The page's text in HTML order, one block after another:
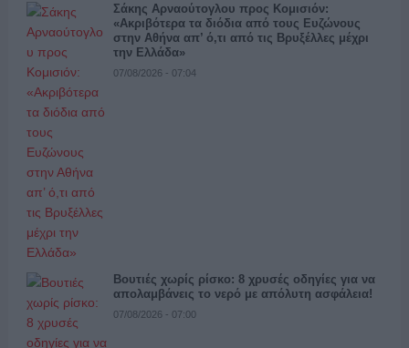
Σάκης Αρναούτογλου προς Κομισιόν:
«Ακριβότερα τα διόδια από τους Ευζώνους
στην Αθήνα απ’ ό,τι από τις Βρυξέλλες μέχρι
την Ελλάδα»
07/08/2026 - 07:04
Βουτιές χωρίς ρίσκο: 8 χρυσές οδηγίες για να
απολαμβάνεις το νερό με απόλυτη ασφάλεια!
07/08/2026 - 07:00